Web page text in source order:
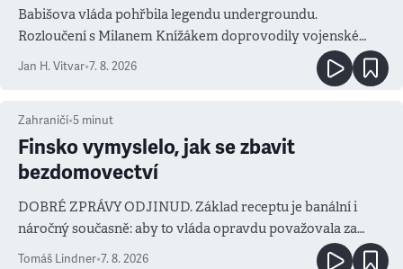
Babišova vláda pohřbila legendu undergroundu.
Rozloučení s Milanem Knížákem doprovodily vojenské
salvy i kritika pokrokářů
Jan H. Vitvar•7. 8. 2026
Zahraničí•5 minut
Finsko vymyslelo, jak se zbavit
bezdomovectví
DOBRÉ ZPRÁVY ODJINUD. Základ receptu je banální i
náročný současně: aby to vláda opravdu považovala za
prioritu
Tomáš Lindner•7. 8. 2026